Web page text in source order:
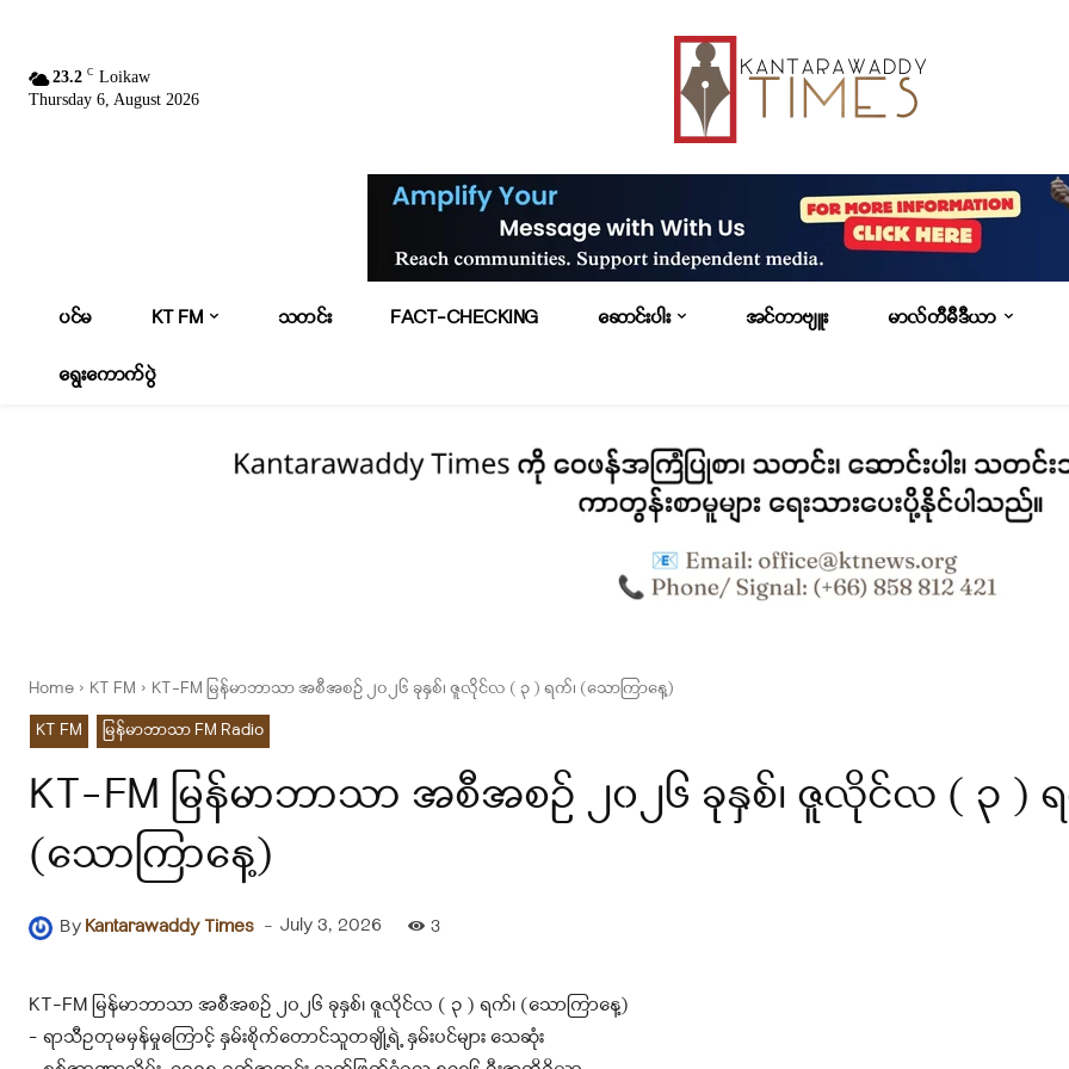
23.2 C Loikaw
Thursday 6, August 2026
ပင်မ KT FM သတင်း FACT-CHECKING ဆောင်းပါး အင်တာဗျူး မာလ်တီမီဒီယာ
ရွေးကောက်ပွဲ
Home KT FM
KT-FM မြန်မာဘာသာ အစီအစဉ် ၂၀၂၆ ခုနှစ်၊ ဇူလိုင်လ ( ၃ ) ရက်၊ (သောကြာနေ့)
KT FM
မြန်မာဘာသာ FM Radio
KT-FM မြန်မာဘာသာ အစီအစဉ် ၂၀၂၆ ခုနှစ်၊ ဇူလိုင်လ ( ၃ )
(သောကြာနေ့)
ByKantarawaddy Times - July 3, 2026 3
KT-FM မြန်မာဘာသာ အစီအစဉ် ၂၀၂၆ ခုနှစ်၊ ဇူလိုင်လ ( ၃ ) ရက်၊ (သောကြာနေ့)
– ရာသီဥတုမမှန်မှုကြောင့် နှမ်းစိုက်တောင်သူတချို့ရဲ့ နှမ်းပင်များ သေဆုံး